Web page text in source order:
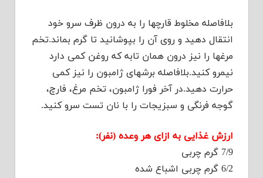
بلافاصله مخلوط قارچها را به درون ظرف سرو خود
انتقال دهید و روی آن را بپوشانید تا گرم بماند.تخم
مرغها را نیز درون همان تابه که روغن کمی دارد
نیمرو کنید.بلافاصله برشهای ژامبون را نیز کمی
حرارت دهید.در آخر فورا ژامبون، تخم مرغ، فارچ،
گوجه فرنگی و سبزیجات را با نان تست سرو کنید.
ارزش غذایی به ازای هر وعده (نفر):
7/9 گرم چربی
6/2 گرم چربی اشباع شده